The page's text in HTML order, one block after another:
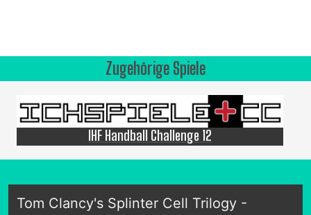
Zugehörige Spiele
IHF Handball Challenge 12
Tom Clancy's Splinter Cell Trilogy -